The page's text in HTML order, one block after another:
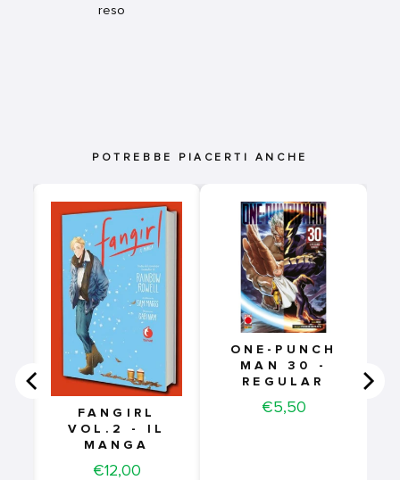
reso
POTREBBE PIACERTI ANCHE
FANGIRL
VOL.2 - IL
MANGA
Price
€12,00
ONE-PUNCH
MAN 30 -
REGULAR
Price
€5,50